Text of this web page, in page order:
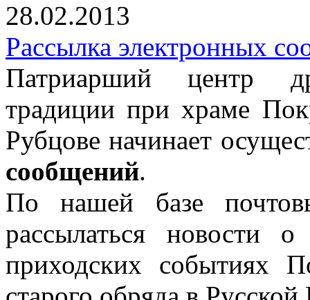
28.02.2013
Рассылка электронных
Патриарший центр
традиции при храме
Рубцове начинает
сообщений.
По нашей базе
рассылаться новости
приходских событиях